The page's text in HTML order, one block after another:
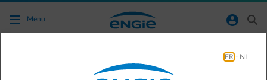
Ga naar de hoofdinhoud
Menu normal-account-circle search
Hoe stel ik mijn vertrektijd en gewenst
FR - NL